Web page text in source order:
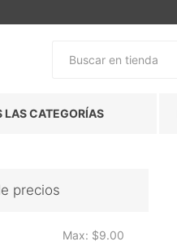
LAS CATEGORÍAS
precios
Max: $9.00